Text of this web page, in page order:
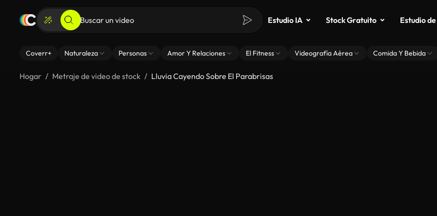
Estudio IA Stock Gratuito Estudio
Coverr+ Naturaleza Personas Amor Y Relaciones El Fitness Videografía Aérea Comida Y Bebida
Hogar Metraje de video de stock Lluvia Cayendo Sobre El Parabrisas